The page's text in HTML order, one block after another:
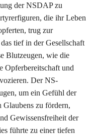
der NSDAP zu
die ihr Leben
trug zur
tief in der Gesellschaft
Blutzeugen, wie die
Opferbereitschaft und
Der NS-
um ein Gefühl der
Glaubens zu fördern,
Gewissensfreiheit der
führte zu einer tiefen